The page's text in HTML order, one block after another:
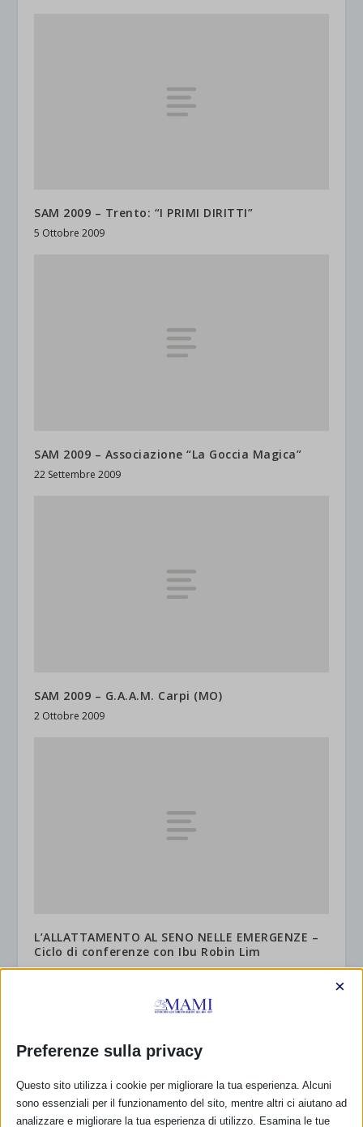
SAM 2009 – Trento: “I PRIMI DIRITTI”
5 Ottobre 2009
SAM 2009 – Associazione “La Goccia Magica”
22 Settembre 2009
SAM 2009 – G.A.A.M. Carpi (MO)
2 Ottobre 2009
L’ALLATTAMENTO AL SENO NELLE EMERGENZE –
Ciclo di conferenze con Ibu Robin Lim
23 Settembre 2009
CALENDARIO EVENTI
Non ci sono eventi
Preferenze sulla privacy
×
Questo sito utilizza i cookie per migliorare la tua esperienza. Alcuni
sono essenziali per il funzionamento del sito, mentre altri ci aiutano ad
analizzare e migliorare la tua esperienza di utilizzo. Esamina le tue